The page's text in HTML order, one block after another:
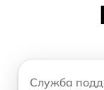
Служба